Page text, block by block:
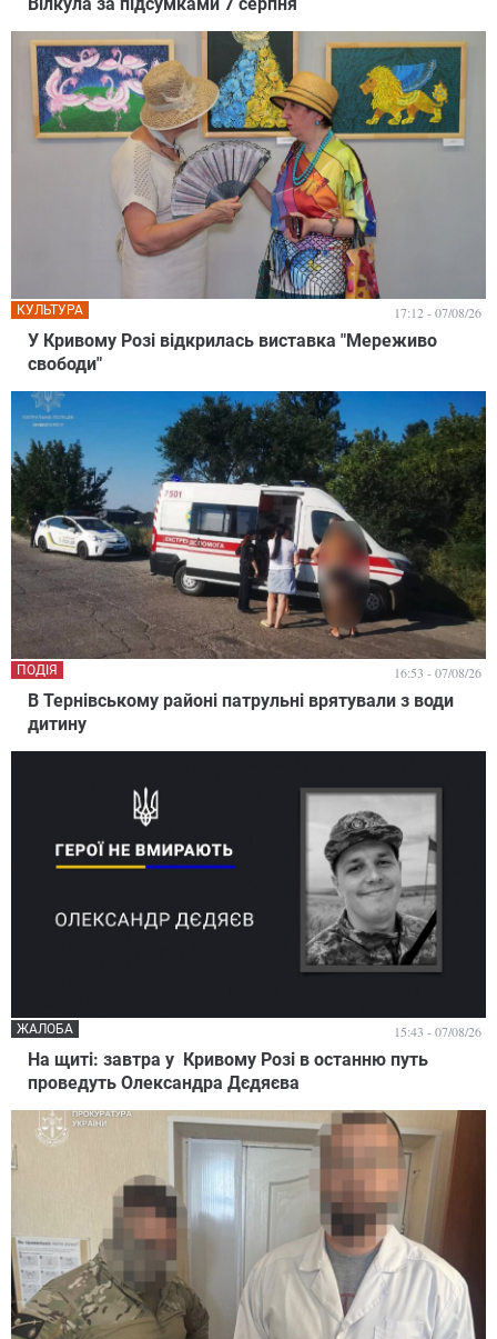
У Кривому Розі відкрилась виставка "Мереживо
свободи"
КУЛЬТУРА 17:12 - 07/08/26
В Тернівському районі патрульні врятували з води
дитину
ПОДІЯ 16:53 - 07/08/26
На щиті: завтра у Кривому Розі в останню путь
проведуть Олександра Дєдяєва
ЖАЛОБА 15:43 - 07/08/26